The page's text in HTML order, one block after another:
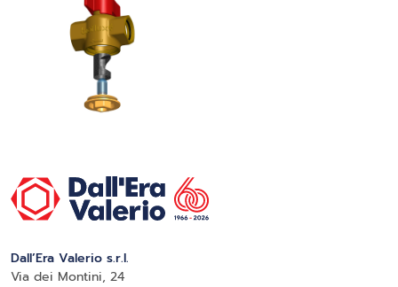
Dall’Era Valerio s.r.l.
Via dei Montini, 24